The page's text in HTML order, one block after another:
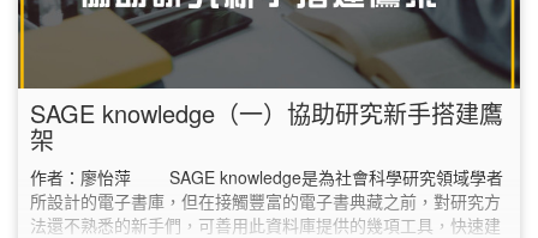
SAGE knowledge（一）協助研究新手搭建鷹
架
作者：廖怡萍 SAGE knowledge是為社會科學研究領域學者
所設計的電子書庫，但在接觸豐富的電子書典藏之前，對研究方
法還不熟悉的新手們，可善用此資料庫提供的幾項工具，快速建